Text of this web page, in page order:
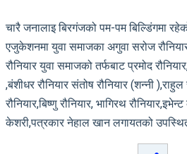
चारै जनालाइ बिरगंजको पम-पम बिल्डिंगमा
एजुकेशनमा युवा समाजका अगुवा सरोज
रौनियार युवा समाजको तर्फबाट प्रमोद
,बंशीधर रौनियार संतोष रौनियार (शन्नी ),राहुल
रौनियार,बिष्णु रौनियार, भागिरथ
केशरी,पत्रकार नेहाल खान लगायतको